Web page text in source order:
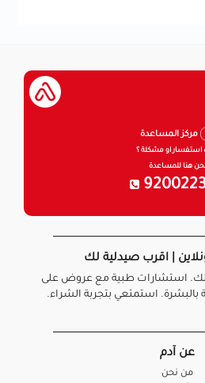
مركز المساعدة
استفسار او مشكلة ؟
هنا للمساعدة
| اقرب صيدلية لك
استشارات طبية مع عروض على
بالبشرة. استمتعي بتجربة الشراء.
عن آدم
من نحن